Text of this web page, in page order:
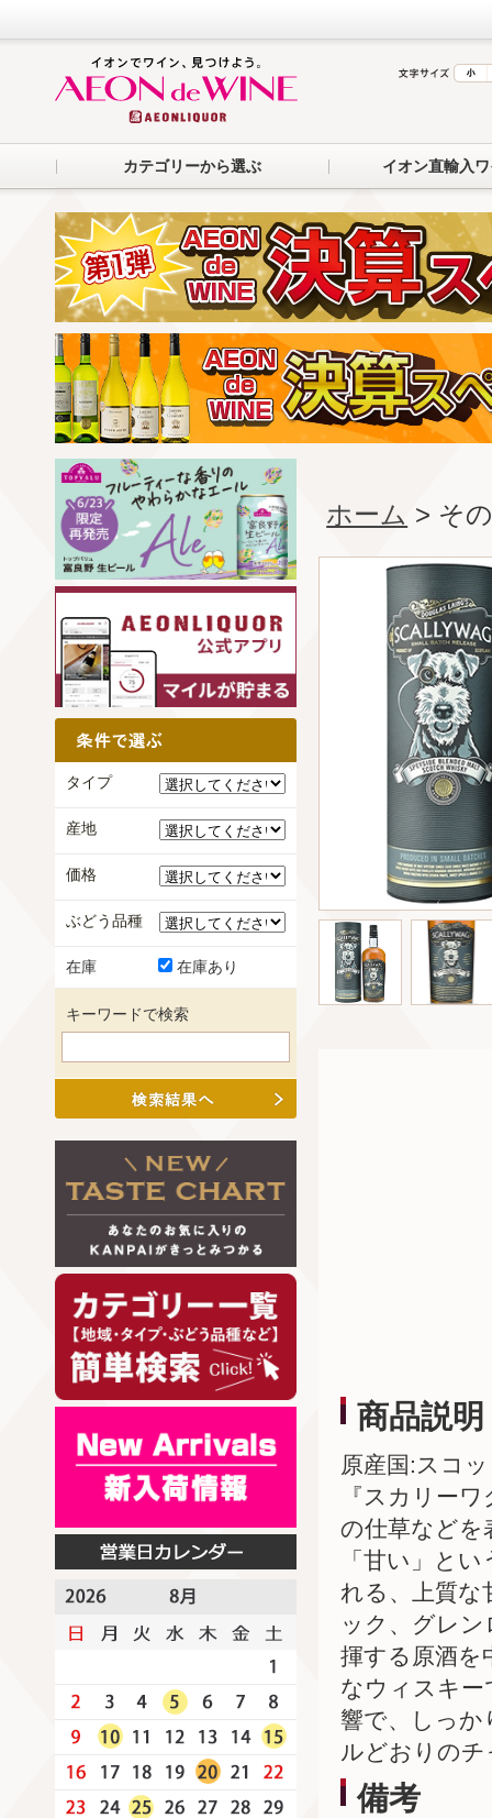
カテゴリーから選ぶ イオン直輸入
ホーム > そ
商品説明
原産国:スコ
『スカリー
の仕草などを
「甘い」と
れる、上質な
ック、グレ
揮する原酒を
なウィスキ
響で、しっか
ルどおりの
備考
タイプ
産地
価格
ぶどう品種
在庫 在庫あり
キーワードで検索